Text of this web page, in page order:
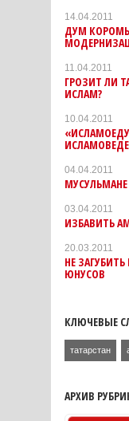
14.04.2011
ДУМ
11.04.2011
ГРОЗИТ ЛИ
ИСЛАМ?
10.04.2011
04.04.2011
МУСУЛЬМАНЕ
03.04.2011
ИЗБАВИТЬ
20.03.2011
НЕ
ЮНУСОВ
КЛЮЧЕВЫЕ
татарстан
АРХИВ